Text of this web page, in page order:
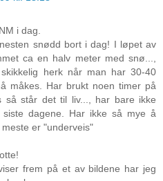
i dag.
snødd bort i dag! I løpet av
ca en halv meter med snø...,
herk når man har 30-40
måkes. Har brukt noen timer på
så står det til liv..., har bare ikke
dagene. Har ikke så mye å
er "underveis"
frem på et av bildene har jeg